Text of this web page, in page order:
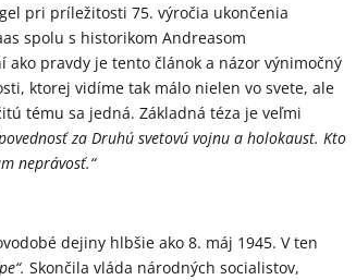
pri príležitosti 75. výročia ukončenia
spolu s historikom Andreasom
pravdy je tento článok a názor výnimočný
ktorej vidíme tak málo nielen vo svete, ale
tému sa jedná. Základná téza je veľmi
za Druhú svetovú vojnu a holokaust. Kto
neprávosť.“
dejiny hlbšie ako 8. máj 1945. V ten
Skončila vláda národných socialistov,